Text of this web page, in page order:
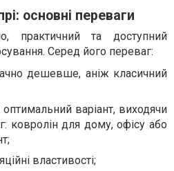
основні переваги
практичний та доступний
Серед його переваг:
дешевше, аніж класичний
варіант, виходячи
ковролін для дому, офісу або
властивості;